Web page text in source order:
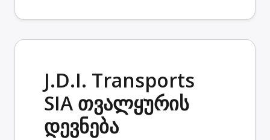
J.D.I. Transports
SIA თვალყურის
დევნება